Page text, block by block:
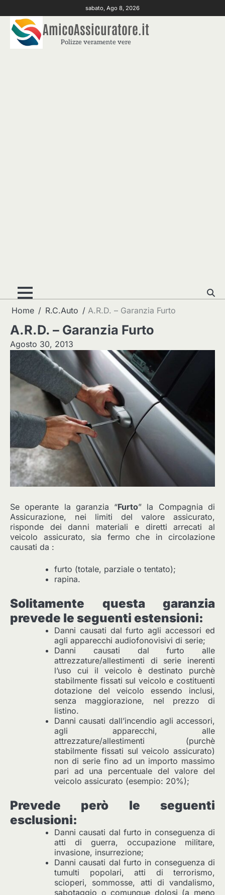
to
content
sabato, Ago 8, 2026
AmicoAssicuratore.it
Polizze veramente vere
Home R.C.Auto A.R.D. – Garanzia Furto
A.R.D. – Garanzia Furto
Agosto 30, 2013
Se operante la garanzia “Furto” la Compagnia di
Assicurazione, nei limiti del valore assicurato,
risponde dei danni materiali e diretti arrecati al
veicolo assicurato, sia fermo che in circolazione
causati da :
furto (totale, parziale o tentato);
rapina.
Solitamente questa garanzia
prevede le seguenti estensioni:
Danni causati dal furto agli accessori ed
agli apparecchi audiofonovisivi di serie;
Danni causati dal furto alle
attrezzature/allestimenti di serie inerenti
l’uso cui il veicolo è destinato purchè
stabilmente fissati sul veicolo e costituenti
dotazione del veicolo essendo inclusi,
senza maggiorazione, nel prezzo di
listino.
Danni causati dall’incendio agli accessori,
agli apparecchi, alle
attrezzature/allestimenti (purchè
stabilmente fissati sul veicolo assicurato)
non di serie fino ad un importo massimo
pari ad una percentuale del valore del
veicolo assicurato (esempio: 20%);
Prevede però le seguenti
esclusioni:
Danni causati dal furto in conseguenza di
atti di guerra, occupazione militare,
invasione, insurrezione;
Danni causati dal furto in conseguenza di
tumulti popolari, atti di terrorismo,
scioperi, sommosse, atti di vandalismo,
sabotaggio o comunque dolosi (a meno